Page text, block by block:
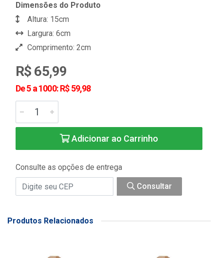
Dimensões do Produto
Altura: 15cm
Largura: 6cm
Comprimento: 2cm
R$ 65,99
De 5 a 1000: R$ 59,98
Adicionar ao Carrinho
Consulte as opções de entrega
Consultar
Produtos Relacionados